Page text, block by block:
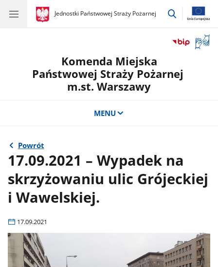
gov.pl
Jednostki Państwowej Straży Pożarnej
gov.pl
Jednostki
przejdź
okno
Komenda Miejska
Państwowej Straży Pożarnej
m.st. Warszawy
MENU
Powrót
17.09.2021 – Wypadek na
skrzyżowaniu ulic Grójeckiej
i Wawelskiej.
17.09.2021